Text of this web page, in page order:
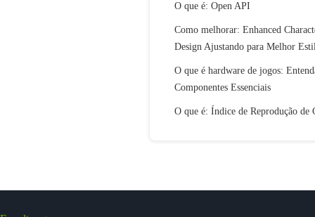
O que é: Open API
Como melhorar: Enhanced
Design Ajustando para Melhor
O que é hardware de jogos:
Componentes Essenciais
O que é: Índice de Reprodução de